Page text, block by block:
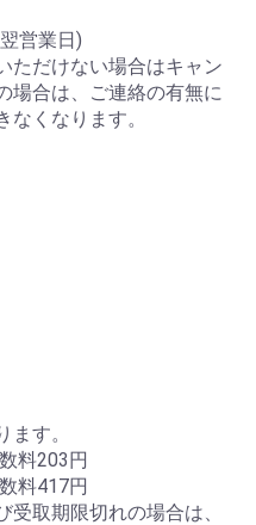
営業日)
ただけない場合はキャン
場合は、ご連絡の有無に
くなります。
す。
料203円
料417円
取期限切れの場合は、